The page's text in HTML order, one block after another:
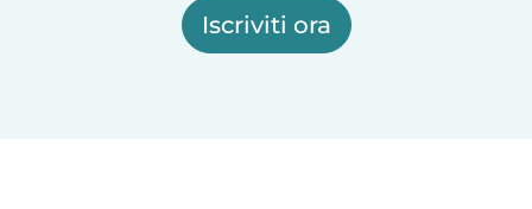
Iscriviti ora